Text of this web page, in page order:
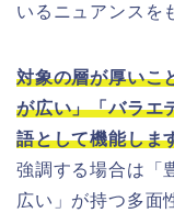
いるニュアンスを
対象の層が厚いこ
が広い」「バラエ
語として機能しま
強調する場合は「
広い」が持つ多面